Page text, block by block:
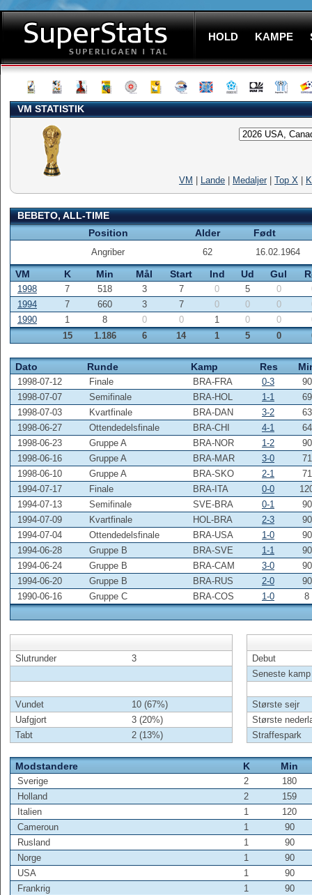
HOLD KAMPE
VM STATISTIK
VM Lande Medaljer Top X
BEBETO, ALL-TIME
Position
Alder Født
Angriber 62 16.02.1964
VM K Min Mål Start Ind Ud Gul
1998 7 518 3 7 0 5 0
1994
7 660 3 7 0 0 0
1990
1 8 0 0 1 0 0
15
1.186 6 14 1 5 0
Dato Runde Kamp Res
1998-07-12 Finale BRA-FRA 0-3
90
1998-07-07
Semifinale BRA-HOL 1-1
69
1998-07-03
Kvartfinale BRA-DAN 3-2
63
1998-06-27
Ottendedelsfinale BRA-CHI 4-1
64
1998-06-23
Gruppe A BRA-NOR 1-2
90
1998-06-16
Gruppe A BRA-MAR 3-0
71
1998-06-10
Gruppe A BRA-SKO 2-1
71
1994-07-17
Finale BRA-ITA 0-0
1994-07-13
Semifinale SVE-BRA 0-1
90
1994-07-09
Kvartfinale HOL-BRA 2-3
90
1994-07-04
Ottendedelsfinale BRA-USA 1-0
90
1994-06-28
Gruppe B BRA-SVE 1-1
90
1994-06-24
Gruppe B BRA-CAM 3-0
90
1994-06-20
Gruppe B BRA-RUS 2-0
90
1990-06-16
Gruppe C BRA-COS 1-0 8
Slutrunder 3
Vundet
10 (67%)
Uafgjort
3 (20%)
Tabt
2 (13%)
Debut
Seneste kamp
Største sejr
Største
Straffespark
Modstandere K Min
Sverige 2
180
Holland
2
159
Italien
1
120
Cameroun
1
90
Rusland
1
90
Norge
1
90
USA
1
90
Frankrig
1
90